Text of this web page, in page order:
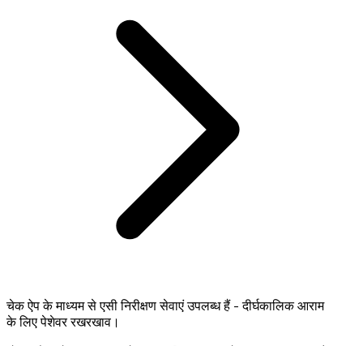
चेक ऐप के माध्यम से एसी निरीक्षण सेवाएं उपलब्ध हैं - दीर्घकालिक आराम
के लिए पेशेवर रखरखाव।